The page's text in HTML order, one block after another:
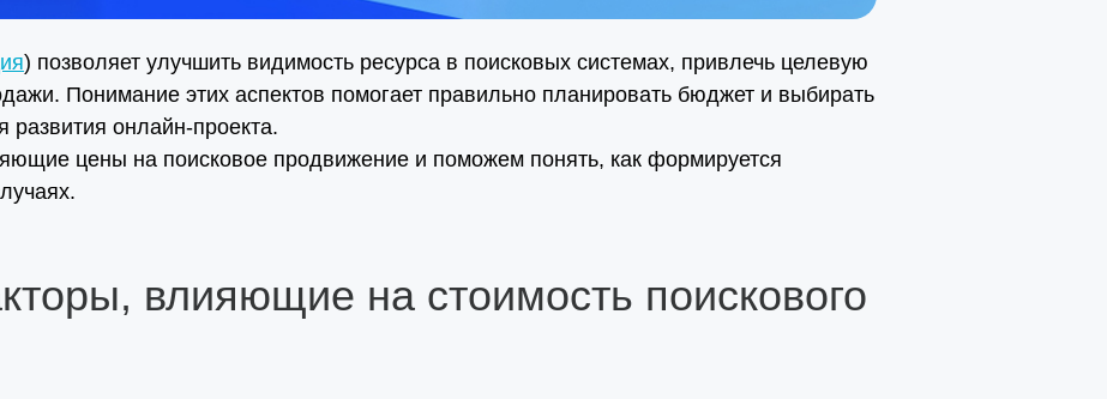
) позволяет улучшить видимость ресурса в поисковых системах, привлечь целевую
Понимание этих аспектов помогает правильно планировать бюджет и выбирать
развития онлайн-проекта.
цены на поисковое продвижение и поможем понять, как формируется
влияющие на стоимость поискового